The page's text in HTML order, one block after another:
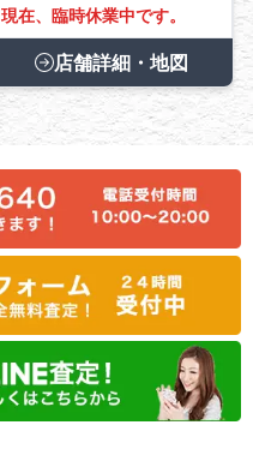
現在、臨時休業中です。
店舗詳細・地図